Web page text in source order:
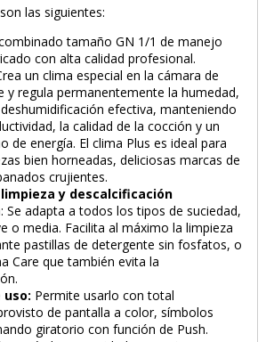
AÑADIDO AL CARRITO
las siguientes:
tamaño GN 1/1 de manejo
con alta calidad profesional.
un clima especial en la cámara de
y regula permanentemente la humedad,
efectiva, manteniendo
la calidad de la cocción y un
de energía. El clima Plus es ideal para
bien horneadas, deliciosas marcas de
crujientes.
y descalcificación
: Se adapta a todos los tipos de suciedad,
o media. Facilita al máximo la limpieza
pastillas de detergente sin fosfatos, o
Care que también evita la
uso: Permite usarlo con total
de pantalla a color, símbolos
giratorio con función de Push.